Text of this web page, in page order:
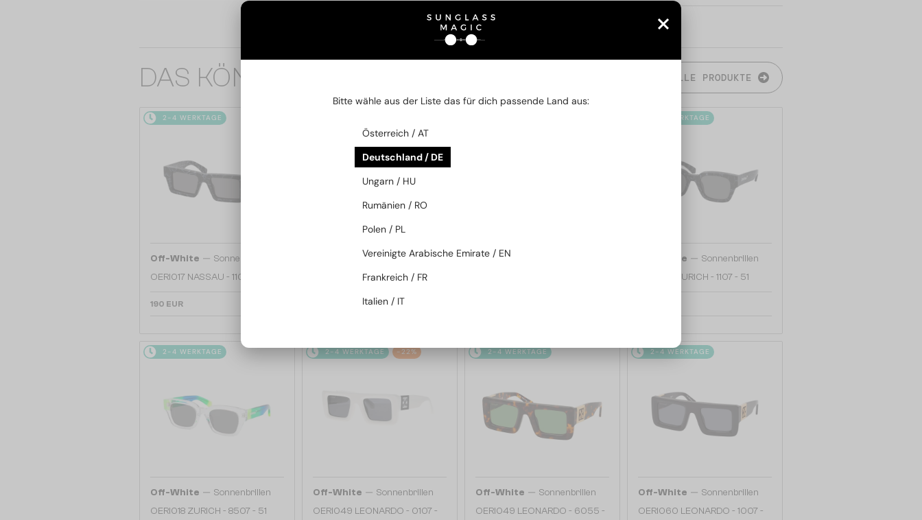
DAS KÖNNTE SIE AUCH INTERESSIEREN ALLE PRODUKTE
2-4 WERKTAGE
Off-White — Sonnenbrillen
OERI017 NASSAU - 1107 - 51
190 EUR
—Sonnenbrillen
OERI017 NASSAU - 8507 - 51
Off-White
2-4 WERKTAGE
Off-White — Sonnenbrillen
OERI018 ZURICH - 1107 - 51
2-4 WERKTAGE
Off-White — Sonnenbrillen
OERI018 ZURICH - 8507 - 51
2-4 WERKTAGE -22%
Off-White — Sonnenbrillen
OERI049 LEONARDO - 0107 -
2-4 WERKTAGE
Off-White — Sonnenbrillen
OERI049 LEONARDO - 6055 -
2-4 WERKTAGE
Off-White — Sonnenbrillen
OERI060 LEONARDO - 1007 -
Bitte wähle aus der Liste das für dich passende Land aus:
Österreich / AT
Deutschland / DE
Ungarn / HU
Rumänien / RO
Polen / PL
Vereinigte Arabische Emirate / EN
Frankreich / FR
Italien / IT